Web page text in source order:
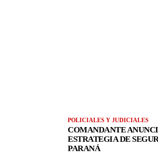
POLICIALES Y JUDICIALES
COMANDANTE
ESTRATEGIA DE
PARANÁ